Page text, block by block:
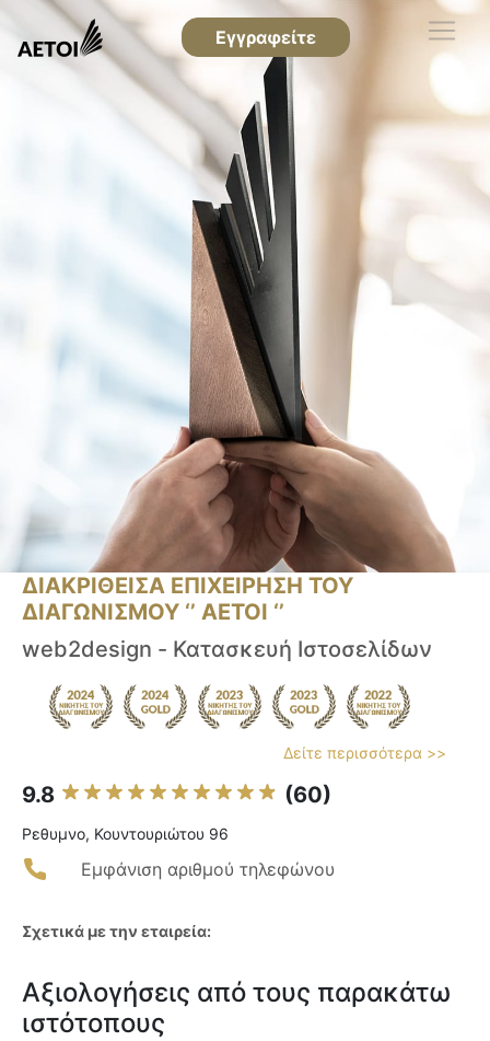
Εγγραφείτε
ΔΙΑΚΡΙΘΕΙΣΑ ΕΠΙΧΕΙΡΗΣΗ ΤΟΥ
ΔΙΑΓΩΝΙΣΜΟΥ ‘’ ΑΕΤΟΙ ‘’
web2design - Κατασκευή Ιστοσελίδων
Δείτε περισσότερα >>
9.8 (60)
Ρεθυμνο, Κουντουριώτου 96
Εμφάνιση αριθμού τηλεφώνου
Σχετικά με την εταιρεία:
Αξιολογήσεις από τους παρακάτω
ιστότοπους